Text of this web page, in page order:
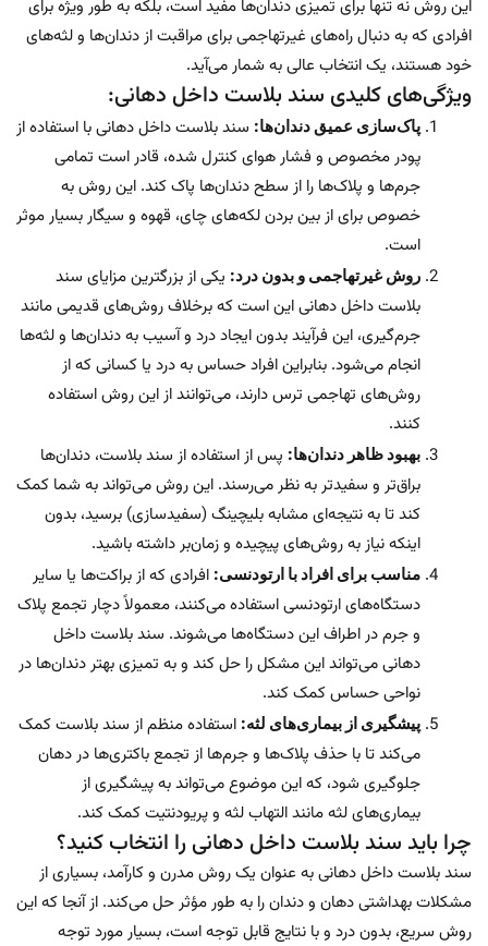
این روش نه تنها برای تمیزی دندان‌ها مفید است، بلکه به طور ویژه برای
افرادی که به دنبال راه‌های غیرتهاجمی برای مراقبت از دندان‌ها و لثه‌های
خود هستند، یک انتخاب عالی به شمار می‌آید.
ویژگی‌های کلیدی سند بلاست داخل دهانی:
پاک‌سازی عمیق دندان‌ها: سند بلاست داخل دهانی با استفاده از
پودر مخصوص و فشار هوای کنترل شده، قادر است تمامی
جرم‌ها و پلاک‌ها را از سطح دندان‌ها پاک کند. این روش به
خصوص برای از بین بردن لکه‌های چای، قهوه و سیگار بسیار موثر
است.
روش غیرتهاجمی و بدون درد: یکی از بزرگترین مزایای سند
بلاست داخل دهانی این است که برخلاف روش‌های قدیمی مانند
جرم‌گیری، این فرآیند بدون ایجاد درد و آسیب به دندان‌ها و لثه‌ها
انجام می‌شود. بنابراین افراد حساس به درد یا کسانی که از
روش‌های تهاجمی ترس دارند، می‌توانند از این روش استفاده
کنند.
بهبود ظاهر دندان‌ها: پس از استفاده از سند بلاست، دندان‌ها
براق‌تر و سفیدتر به نظر می‌رسند. این روش می‌تواند به شما کمک
کند تا به نتیجه‌ای مشابه بلیچینگ (سفیدسازی) برسید، بدون
اینکه نیاز به روش‌های پیچیده و زمان‌بر داشته باشید.
مناسب برای افراد با ارتودنسی: افرادی که از براکت‌ها یا سایر
دستگاه‌های ارتودنسی استفاده می‌کنند، معمولاً دچار تجمع پلاک
و جرم در اطراف این دستگاه‌ها می‌شوند. سند بلاست داخل
دهانی می‌تواند این مشکل را حل کند و به تمیزی بهتر دندان‌ها در
نواحی حساس کمک کند.
پیشگیری از بیماری‌های لثه: استفاده منظم از سند بلاست کمک
می‌کند تا با حذف پلاک‌ها و جرم‌ها از تجمع باکتری‌ها در دهان
جلوگیری شود، که این موضوع می‌تواند به پیشگیری از
بیماری‌های لثه مانند التهاب لثه و پریودنتیت کمک کند.
چرا باید سند بلاست داخل دهانی را انتخاب کنید؟
سند بلاست داخل دهانی به عنوان یک روش مدرن و کارآمد، بسیاری از
مشکلات بهداشتی دهان و دندان را به طور مؤثر حل می‌کند. از آنجا که این
روش سریع، بدون درد و با نتایج قابل توجه است، بسیار مورد توجه